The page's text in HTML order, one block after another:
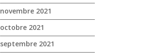
novembre 2021
octobre 2021
septembre 2021